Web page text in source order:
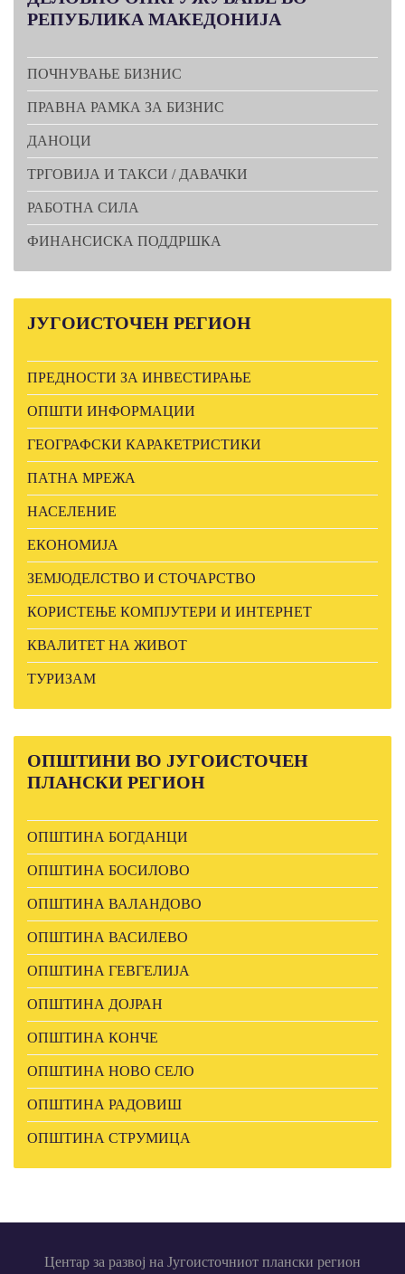
РЕПУБЛИКА МАКЕДОНИЈА
ПОЧНУВАЊЕ БИЗНИС
ПРАВНА РАМКА ЗА БИЗНИС
ДАНОЦИ
ТРГОВИЈА И ТАКСИ / ДАВАЧКИ
РАБОТНА СИЛА
ФИНАНСИСКА ПОДДРШКА
ЈУГОИСТОЧЕН РЕГИОН
ПРЕДНОСТИ ЗА ИНВЕСТИРАЊЕ
ОПШТИ ИНФОРМАЦИИ
ГЕОГРАФСКИ КАРАКЕТРИСТИКИ
ПАТНА МРЕЖА
НАСЕЛЕНИЕ
ЕКОНОМИЈА
ЗЕМЈОДЕЛСТВО И СТОЧАРСТВО
КОРИСТЕЊЕ КОМПЈУТЕРИ И ИНТЕРНЕТ
КВАЛИТЕТ НА ЖИВОТ
ТУРИЗАМ
ОПШТИНИ ВО ЈУГОИСТОЧЕН
ПЛАНСКИ РЕГИОН
ОПШТИНА БОГДАНЦИ
ОПШТИНА БОСИЛОВО
ОПШТИНА ВАЛАНДОВО
ОПШТИНА ВАСИЛЕВО
ОПШТИНА ГЕВГЕЛИЈА
ОПШТИНА ДОЈРАН
ОПШТИНА КОНЧЕ
ОПШТИНА НОВО СЕЛО
ОПШТИНА РАДОВИШ
ОПШТИНА СТРУМИЦА
Центар за развој на Југоисточниот плански регион